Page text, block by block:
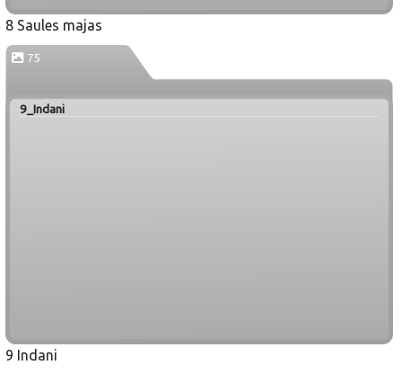
8 Saules majas
75
9_Indani
9 Indani